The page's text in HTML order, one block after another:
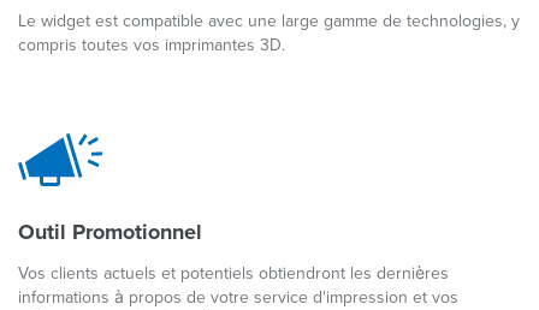
Le widget est compatible avec une large gamme de technologies, y
compris toutes vos imprimantes 3D.
Outil Promotionnel
Vos clients actuels et potentiels obtiendront les dernières
informations à propos de votre service d'impression et vos